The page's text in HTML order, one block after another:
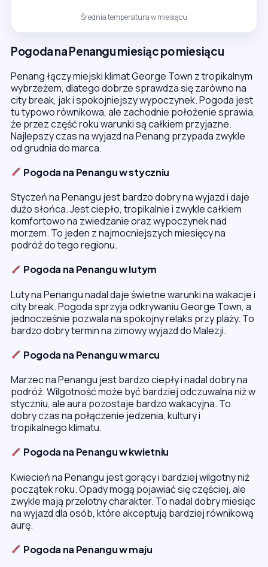
Średnia temperatura w miesiącu
Pogoda na Penangu miesiąc po miesiącu
Penang łączy miejski klimat George Town z tropikalnym
wybrzeżem, dlatego dobrze sprawdza się zarówno na
city break, jak i spokojniejszy wypoczynek. Pogoda jest
tu typowo równikowa, ale zachodnie położenie sprawia,
że przez część roku warunki są całkiem przyjazne.
Najlepszy czas na wyjazd na Penang przypada zwykle
od grudnia do marca.
Pogoda na Penangu w styczniu
Styczeń na Penangu jest bardzo dobry na wyjazd i daje
dużo słońca. Jest ciepło, tropikalnie i zwykle całkiem
komfortowo na zwiedzanie oraz wypoczynek nad
morzem. To jeden z najmocniejszych miesięcy na
podróż do tego regionu.
Pogoda na Penangu w lutym
Luty na Penangu nadal daje świetne warunki na wakacje i
city break. Pogoda sprzyja odkrywaniu George Town, a
jednocześnie pozwala na spokojny relaks przy plaży. To
bardzo dobry termin na zimowy wyjazd do Malezji.
Pogoda na Penangu w marcu
Marzec na Penangu jest bardzo ciepły i nadal dobry na
podróż. Wilgotność może być bardziej odczuwalna niż w
styczniu, ale aura pozostaje bardzo wakacyjna. To
dobry czas na połączenie jedzenia, kultury i
tropikalnego klimatu.
Pogoda na Penangu w kwietniu
Kwiecień na Penangu jest gorący i bardziej wilgotny niż
początek roku. Opady mogą pojawiać się częściej, ale
zwykle mają przelotny charakter. To nadal dobry miesiąc
na wyjazd dla osób, które akceptują bardziej równikową
aurę.
Pogoda na Penangu w maju